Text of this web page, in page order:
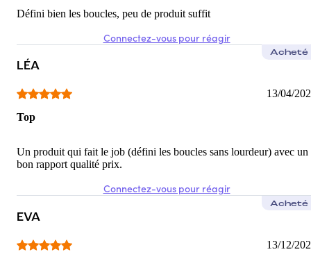
Défini bien les boucles, peu de produit suffit
Connectez-vous pour réagir
LÉA
Acheté
13/04/
Top
Un produit qui fait le job (défini les boucles sans lourdeur) avec un
bon rapport qualité prix.
Connectez-vous pour réagir
EVA
Acheté
13/12/